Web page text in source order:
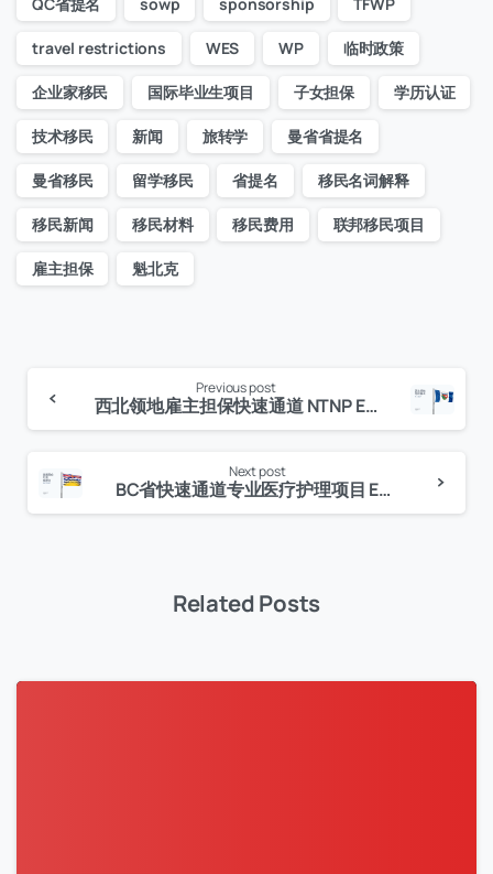
travel restrictions WES WP 临时政策
企业家移民 国际毕业生项目 子女担保 学历认证
技术移民 新闻 旅转学 曼省省提名
曼省移民 留学移民 省提名 移民名词解释
移民新闻 移民材料 移民费用 联邦移民项目
雇主担保 魁北克
Continue
Reading
Previous post
西北领地雇主担保快速通道 NTNP Employer Driven Express Entry NTEE
Next post
BC省快速通道专业医疗护理项目 EEBC Healthcare Professional
Related Posts